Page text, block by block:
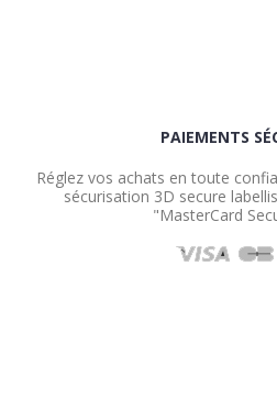
PAIEMENTS
Réglez vos achats en toute
sécurisation 3D secure
"MasterCard